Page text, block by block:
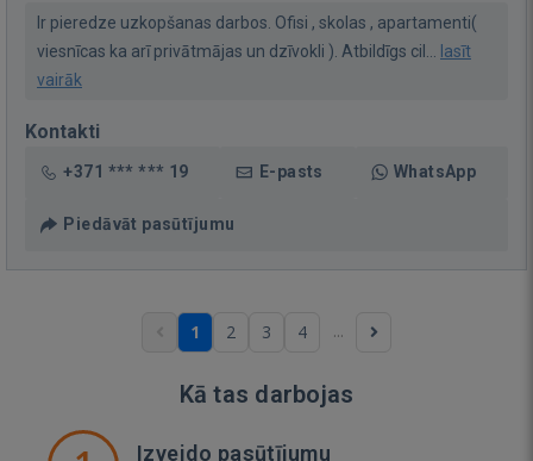
Ir pieredze uzkopšanas darbos. Ofisi , skolas , apartamenti(
viesnīcas ka arī privātmājas un dzīvokli ). Atbildīgs cil... lasīt
vairāk
Kontakti
+371 *** *** 19 E-pasts WhatsApp
Piedāvāt pasūtījumu
1 2 3 4 ...
Kā tas darbojas
Izveido pasūtījumu